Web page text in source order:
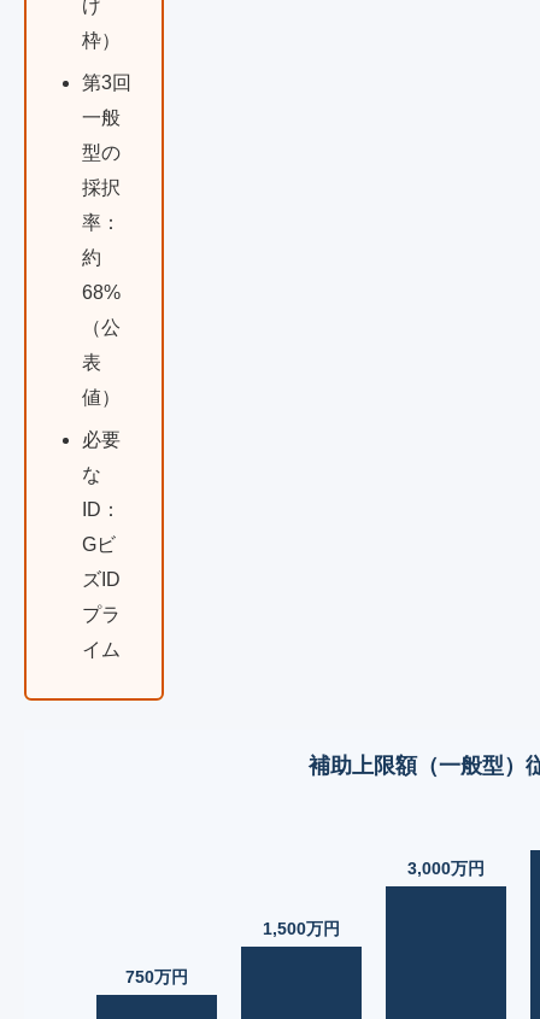
げ
枠）
第3回
一般
型の
採択
率：
約
68%
（公
表
値）
必要
な
ID：
Gビ
ズID
プラ
イム